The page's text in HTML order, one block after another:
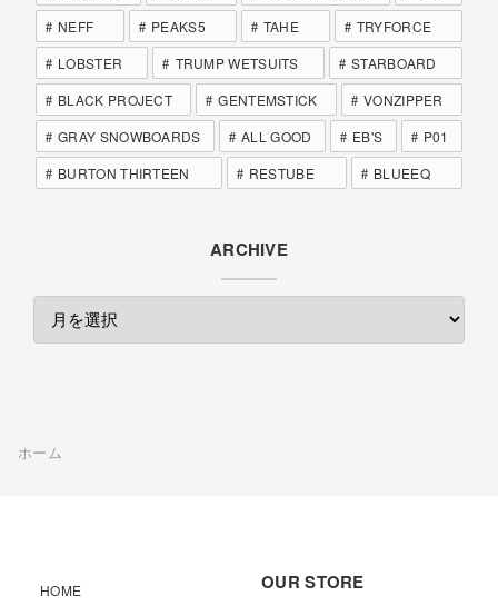
NEFF
PEAKS5 TAHE
TRYFORCE
LOBSTER
TRUMP WETSUITS
STARBOARD
BLACK PROJECT
GENTEMSTICK
VONZIPPER
GRAY SNOWBOARDS
ALL GOOD EB'S
P01
BURTON THIRTEEN
RESTUBE BLUEEQ
ARCHIVE
ホーム
HOME OUR STORE